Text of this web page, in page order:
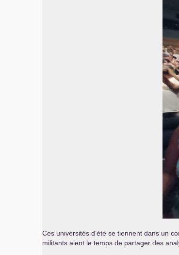
Ces universités d’été se tiennent dans un
militants aient le temps de partager des